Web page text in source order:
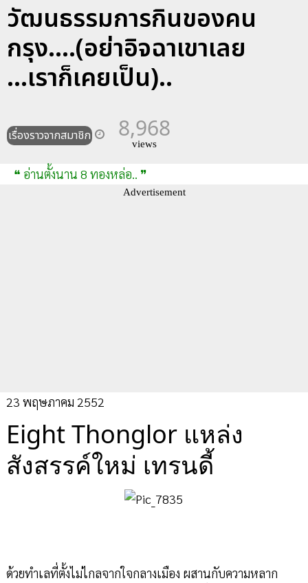
วัฒนธรรมการกินของคน
กรุง....(อย่าอิจฉาเขาเลย
...เราก็เคยเป็น)..
เรื่องราวจากสมาชิก 8,968
views
❝ อ่านตั้งนาน 8 ทองหล่อ.. ❞
Advertisement
23 พฤษภาคม 2552
Eight Thonglor แหล่ง
สังสรรค์ใหม่ เทรนดี้
ด้วยทำเลที่ตั้งไม่ไกลจากใจกลางเมือง ผสานกับความหลาก